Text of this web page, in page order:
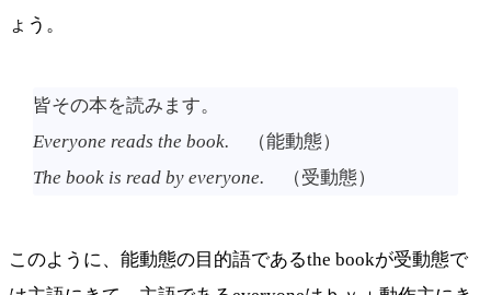
ょう。
皆その本を読みます。
Everyone reads the book. （能動態）
The book is read by everyone.
（受動態）
このように、能動態の目的語であるthe bookが受動態で